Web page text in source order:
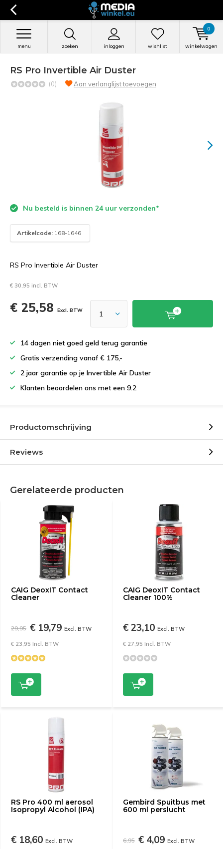
zoeken inloggen
menu wishlist winkelwagen
0
RS Pro Invertible Air Duster
(0) Aan verlanglijst toevoegen
Nu besteld is binnen 24 uur verzonden*
Artikelcode: 168-1646
RS Pro Invertible Air Duster
€ 30,95 incl. BTW
€ 25,58 Excl. BTW
14 dagen niet goed geld terug garantie
Gratis verzending vanaf € 175,-
2 jaar garantie op je Invertible Air Duster
Klanten beoordelen ons met een 9.2
Productomschrijving
Reviews
Gerelateerde producten
CAIG DeoxIT Contact
Cleaner
29,95 € 19,79 Excl. BTW
€ 23,95 Incl. BTW
CAIG DeoxIT Contact
Cleaner 100%
€ 23,10 Excl. BTW
€ 27,95 Incl. BTW
RS Pro 400 ml aerosol
Isopropyl Alcohol (IPA)
€ 18,60 Excl. BTW
Gembird Spuitbus met
600 ml perslucht
6,95 € 4,09 Excl. BTW